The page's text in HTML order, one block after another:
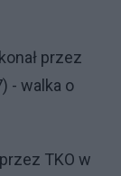
przez
- walka o
TKO w